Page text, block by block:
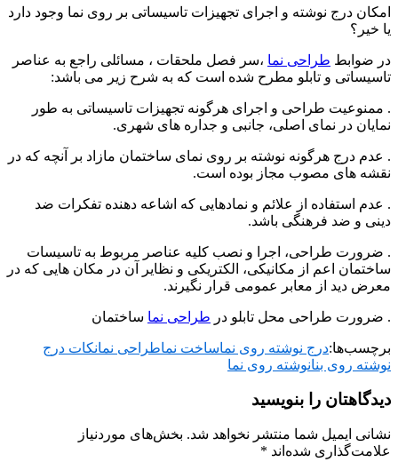
امکان درج نوشته و اجرای تجهیزات تاسیساتی بر روی نما وجود دارد
یا خیر؟
در ضوابط طراحی نما ،سر فصل ملحقات ، مسائلی راجع به عناصر
تاسیساتی و تابلو مطرح شده است که به شرح زیر می باشد:
. ممنوعیت طراحی و اجرای هرگونه تجهیزات تاسیساتی به طور
نمایان در نمای اصلی، جانبی و جداره های شهری.
. عدم درج هرگونه نوشته بر روی نمای ساختمان مازاد بر آنچه که در
نقشه های مصوب مجاز بوده است.
. عدم استفاده از علائم و نمادهایی که اشاعه دهنده تفکرات ضد
دینی و ضد فرهنگی باشد.
. ضرورت طراحی، اجرا و نصب کلیه عناصر مربوط به تاسیسات
ساختمان اعم از مکانیکی، الکتریکی و نظایر آن در مکان هایی که در
معرض دید از معابر عمومی قرار نگیرند.
. ضرورت طراحی محل تابلو در طراحی نما ساختمان
برچسب‌ها:درج نوشته روی نماساخت نماطراحی نمانکات درج
نوشته روی بنانوشته روی نما
دیدگاهتان را بنویسید
نشانی ایمیل شما منتشر نخواهد شد. بخش‌های موردنیاز
علامت‌گذاری شده‌اند *